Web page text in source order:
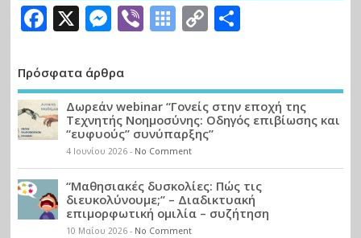
Facebook
X Messenger
ViberSymbaloo
Copy
Πρόσφατα άρθρα
Δωρεάν webinar “Γονείς στην εποχή της
Τεχνητής Νοημοσύνης: Οδηγός επιβίωσης και
“ευφυούς” συνύπαρξης”
4 Ιουνίου 2026- No Comment
“Μαθησιακές δυσκολίες: Πώς τις
διευκολύνουμε;” – Διαδικτυακή
επιμορφωτική ομιλία – συζήτηση
10 Μαΐου 2026- No Comment